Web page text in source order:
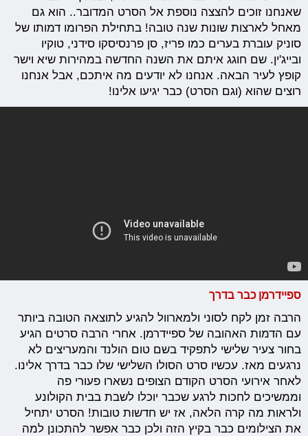
שאנחנו זוכים להצצה נוספת אל הסרט המדובר.. הוא גם
מאחל לארצות שונות שנה טובה! בתחילת הפרומו דמותו של
סוניק עוברת בערים כמו פריז, סן פרנסיסקו סידני, טוקיו
ובייג'ין. שם חוגג איתם את השנה החדשה במהירות שיא וישר
קופץ לעיר הבאה. אנחנו לא יודעים מה איתכם, אבל אנחנו
רוצים שהוא (וגם הסרט) כבר יגיעו אלינו!
ספיידרמן כבר בדרך
הרבה זמן לקח לסוני ולמארוול להגיע לתוצאה הטובה ביותר
עם הדמות האהובה של ספיידרמן. אחרי הרבה סרטים הגיע
בחור צעיר שלישי לתפקיד בשם טום הולנד והמעריצים לא
נרגעים מאז. עכשיו סרט הסולו השלישי שלו כבר בדרך אלינו.
לאחר אירועי הסרט הקודם הצופים נשארו פעורי פה
וממשיכים לחכות לרגע שכבר יוכלו לשבת בבית הקולונע
ולראות מה קרה הלאה, אז יש חדשות טובות! הסרט יתחיל
את הצילומים כבר בקיץ הזה ולכן כבר אפשר להתכונן למה